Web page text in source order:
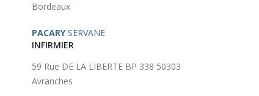
Bordeaux
PACARYSERVANE
INFIRMIER
59 Rue DE LA LIBERTE BP 338 50303
Avranches